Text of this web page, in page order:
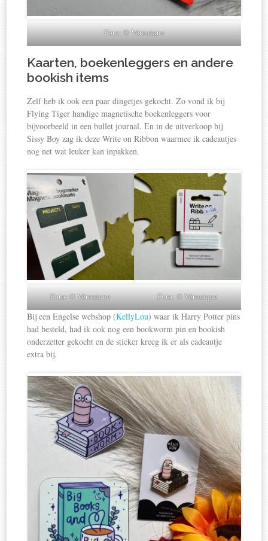
Foto: © Véronique
Kaarten, boekenleggers en andere
bookish items
Zelf heb ik ook een paar dingetjes gekocht. Zo vond ik bij
Flying Tiger handige magnetische boekenleggers voor
bijvoorbeeld in een bullet journal. En in de uitverkoop bij
Sissy Boy zag ik deze Write on Ribbon waarmee ik cadeautjes
nog net wat leuker kan inpakken.
Foto: © Véronique Foto: © Véronique
Bij een Engelse webshop (KellyLou) waar ik Harry Potter pins
had besteld, had ik ook nog een bookworm pin en bookish
onderzetter gekocht en de sticker kreeg ik er als cadeautje
extra bij.